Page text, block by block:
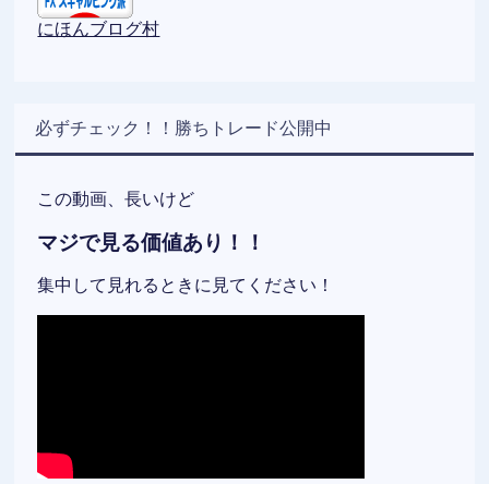
にほんブログ村
必ずチェック！！勝ちトレード公開中
この動画、長いけど
マジで見る価値あり！！
集中して見れるときに見てください！